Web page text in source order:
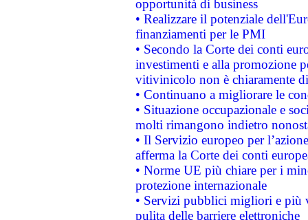
opportunità di business
• Realizzare il potenziale
finanziamenti per le PMI
• Secondo la Corte dei conti
investimenti e alla promozione
vitivinicolo non è chiaramente
• Continuano a migliorare le
• Situazione occupazionale e
molti rimangono indietro
• Il Servizio europeo per
afferma la Corte dei conti
• Norme UE più chiare per i
protezione internazionale
• Servizi pubblici migliori e più
pulita delle barriere elettroniche